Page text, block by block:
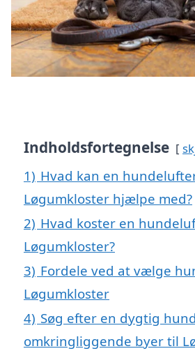
Indholdsfortegnelse
1) Hvad kan en
Løgumkloster hjælpe med?
2) Hvad koster en
Løgumkloster?
3) Fordele ved at vælge
Løgumkloster
4) Søg efter en dygtig
omkringliggende byer til